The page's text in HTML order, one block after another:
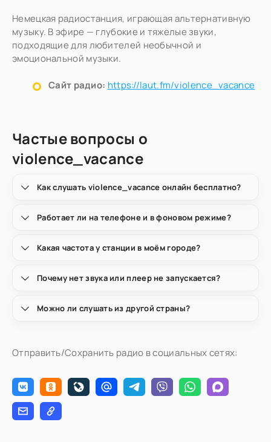
Немецкая радиостанция, играющая альтернативную
музыку. В эфире — глубокие и тяжелые звуки,
подходящие для любителей необычной и
эмоциональной музыки.
Сайт радио: https://laut.fm/violence_vacance
Частые вопросы о
violence_vacance
Как слушать violence_vacance онлайн бесплатно?
Работает ли на телефоне и в фоновом режиме?
Какая частота у станции в моём городе?
Почему нет звука или плеер не запускается?
Можно ли слушать из другой страны?
Отправить/Сохранить радио в социальных сетях: